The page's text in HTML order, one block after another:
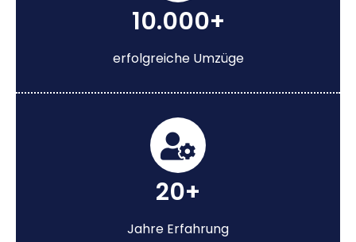
10.000+
erfolgreiche Umzüge
20+
Jahre Erfahrung